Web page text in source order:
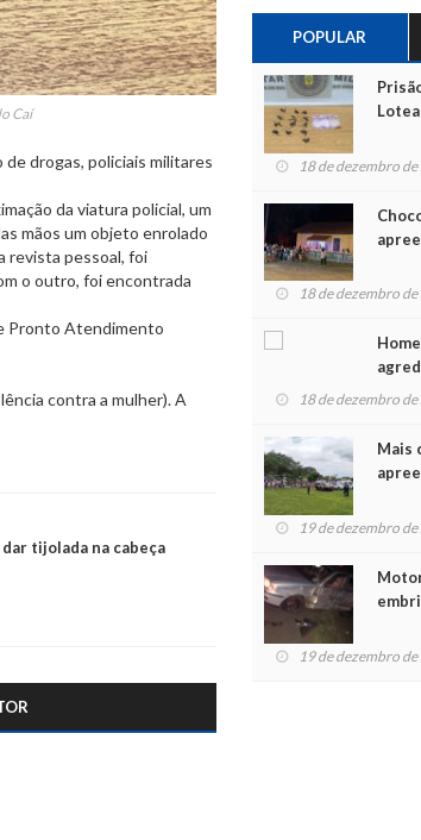
Caí
drogas, policiais militares
da viatura policial, um
mãos um objeto enrolado
revista pessoal, foi
o outro, foi encontrada
Pronto Atendimento
contra a mulher). A
tijolada na cabeça
POPULAR
18 de dezembro
para
18 de dezembro
18 de dezembro
Mais
19 de dezembro
19 de dezembro